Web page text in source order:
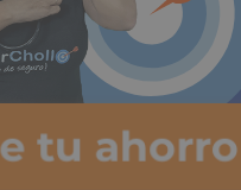
tu ahorro